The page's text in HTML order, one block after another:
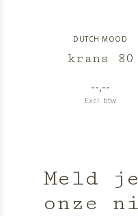
DUTCH MOOD
krans 80
--,--
Excl. btw
Meld
onze